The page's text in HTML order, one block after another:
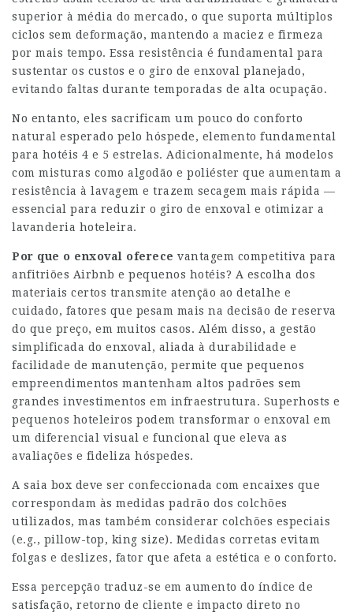
superior à média do mercado, o que suporta múltiplos
ciclos sem deformação, mantendo a maciez e firmeza
por mais tempo. Essa resistência é fundamental para
sustentar os custos e o giro de enxoval planejado,
evitando faltas durante temporadas de alta ocupação.
No entanto, eles sacrificam um pouco do conforto
natural esperado pelo hóspede, elemento fundamental
para hotéis 4 e 5 estrelas. Adicionalmente, há modelos
com misturas como algodão e poliéster que aumentam a
resistência à lavagem e trazem secagem mais rápida —
essencial para reduzir o giro de enxoval e otimizar a
lavanderia hoteleira.
Por que o enxoval oferece vantagem competitiva para
anfitriões Airbnb e pequenos hotéis? A escolha dos
materiais certos transmite atenção ao detalhe e
cuidado, fatores que pesam mais na decisão de reserva
do que preço, em muitos casos. Além disso, a gestão
simplificada do enxoval, aliada à durabilidade e
facilidade de manutenção, permite que pequenos
empreendimentos mantenham altos padrões sem
grandes investimentos em infraestrutura. Superhosts e
pequenos hoteleiros podem transformar o enxoval em
um diferencial visual e funcional que eleva as
avaliações e fideliza hóspedes.
A saia box deve ser confeccionada com encaixes que
correspondam às medidas padrão dos colchões
utilizados, mas também considerar colchões especiais
(e.g., pillow-top, king size). Medidas corretas evitam
folgas e deslizes, fator que afeta a estética e o conforto.
Essa percepção traduz-se em aumento do índice de
satisfação, retorno de cliente e impacto direto no